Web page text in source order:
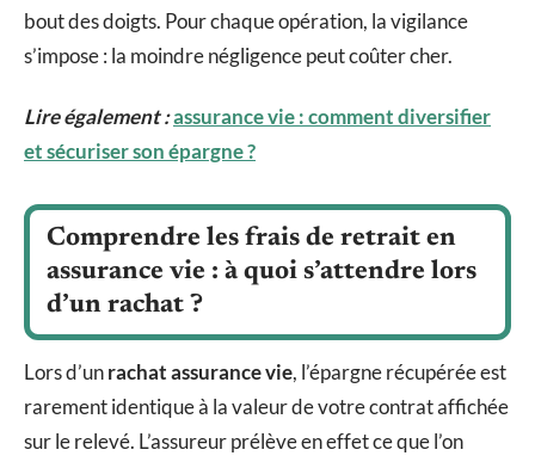
bout des doigts. Pour chaque opération, la vigilance
s’impose : la moindre négligence peut coûter cher.
Lire également :assurance vie : comment diversifier
et sécuriser son épargne ?
Comprendre les frais de retrait en
assurance vie : à quoi s’attendre lors
d’un rachat ?
Lors d’unrachat assurance vie, l’épargne récupérée est
rarement identique à la valeur de votre contrat affichée
sur le relevé. L’assureur prélève en effet ce que l’on